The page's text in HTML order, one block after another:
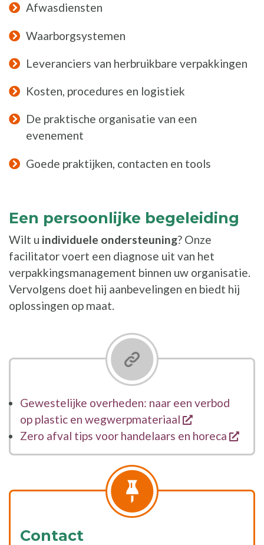
Afwasdiensten
Waarborgsystemen
Leveranciers van herbruikbare verpakkingen
Kosten, procedures en logistiek
De praktische organisatie van een
evenement
Goede praktijken, contacten en tools
Een persoonlijke begeleiding
Wilt u individuele ondersteuning? Onze
facilitator voert een diagnose uit van het
verpakkingsmanagement binnen uw organisatie.
Vervolgens doet hij aanbevelingen en biedt hij
oplossingen op maat.
Gewestelijke overheden: naar een verbod
op plastic en wegwerpmateriaal
opent een
Zero afval tips voor handelaars en horeca
Contact